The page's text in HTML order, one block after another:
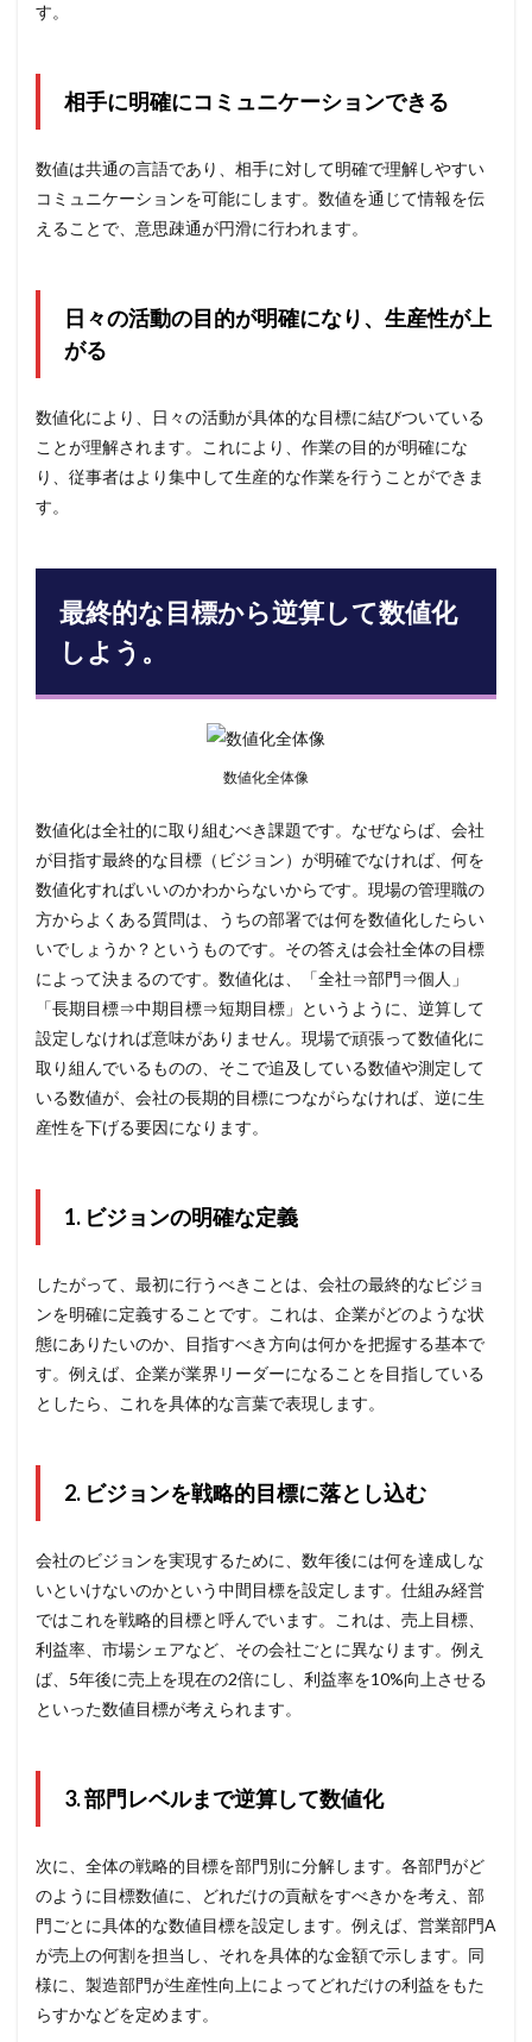
す。
相手に明確にコミュニケーションできる
数値は共通の言語であり、相手に対して明確で理解しやすい
コミュニケーションを可能にします。数値を通じて情報を伝
えることで、意思疎通が円滑に行われます。
日々の活動の目的が明確になり、生産性が上
がる
数値化により、日々の活動が具体的な目標に結びついている
ことが理解されます。これにより、作業の目的が明確にな
り、従事者はより集中して生産的な作業を行うことができま
す。
最終的な目標から逆算して数値化
しよう。
数値化全体像
数値化は全社的に取り組むべき課題です。なぜならば、会社
が目指す最終的な目標（ビジョン）が明確でなければ、何を
数値化すればいいのかわからないからです。現場の管理職の
方からよくある質問は、うちの部署では何を数値化したらい
いでしょうか？というものです。その答えは会社全体の目標
によって決まるのです。数値化は、「全社⇒部門⇒個人」
「長期目標⇒中期目標⇒短期目標」というように、逆算して
設定しなければ意味がありません。現場で頑張って数値化に
取り組んでいるものの、そこで追及している数値や測定して
いる数値が、会社の長期的目標につながらなければ、逆に生
産性を下げる要因になります。
1. ビジョンの明確な定義
したがって、最初に行うべきことは、会社の最終的なビジョ
ンを明確に定義することです。これは、企業がどのような状
態にありたいのか、目指すべき方向は何かを把握する基本で
す。例えば、企業が業界リーダーになることを目指している
としたら、これを具体的な言葉で表現します。
2. ビジョンを戦略的目標に落とし込む
会社のビジョンを実現するために、数年後には何を達成しな
いといけないのかという中間目標を設定します。仕組み経営
ではこれを戦略的目標と呼んでいます。これは、売上目標、
利益率、市場シェアなど、その会社ごとに異なります。例え
ば、5年後に売上を現在の2倍にし、利益率を10%向上させる
といった数値目標が考えられます。
3. 部門レベルまで逆算して数値化
次に、全体の戦略的目標を部門別に分解します。各部門がど
のように目標数値に、どれだけの貢献をすべきかを考え、部
門ごとに具体的な数値目標を設定します。例えば、営業部門A
が売上の何割を担当し、それを具体的な金額で示します。同
様に、製造部門が生産性向上によってどれだけの利益をもた
らすかなどを定めます。